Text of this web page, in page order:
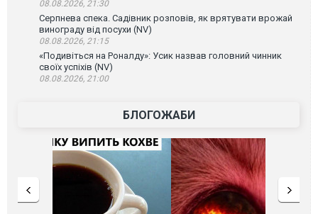
08.08.2026, 21:30
Серпнева спека. Садівник розповів, як врятувати врожай
винограду від посухи (NV)
08.08.2026, 21:15
«Подивіться на Роналду»: Усик назвав головний чинник
своїх успіхів (NV)
08.08.2026, 21:00
БЛОГОЖАБИ